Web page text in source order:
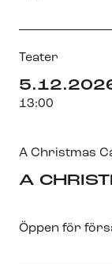
Teater
13:00
A Christmas
A
Öppen för